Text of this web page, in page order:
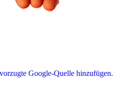
Google-Quelle hinzufügen.